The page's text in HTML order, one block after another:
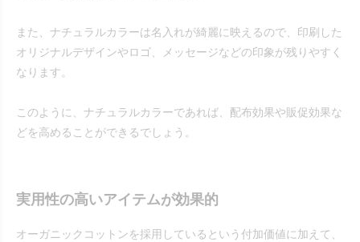
また、ナチュラルカラーは名入れが綺麗に映えるので、印刷した
オリジナルデザインやロゴ、メッセージなどの印象が残りやすく
なります。
このように、ナチュラルカラーであれば、配布効果や販促効果な
どを高めることができるでしょう。
実用性の高いアイテムが効果的
オーガニックコットンを採用しているという付加価値に加えて、